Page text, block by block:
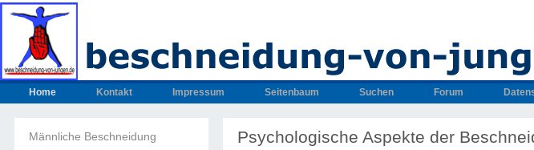
Home Kontakt Impressum Seitenbaum Suchen Forum
Männliche Beschneidung
Psychologische Aspekte der